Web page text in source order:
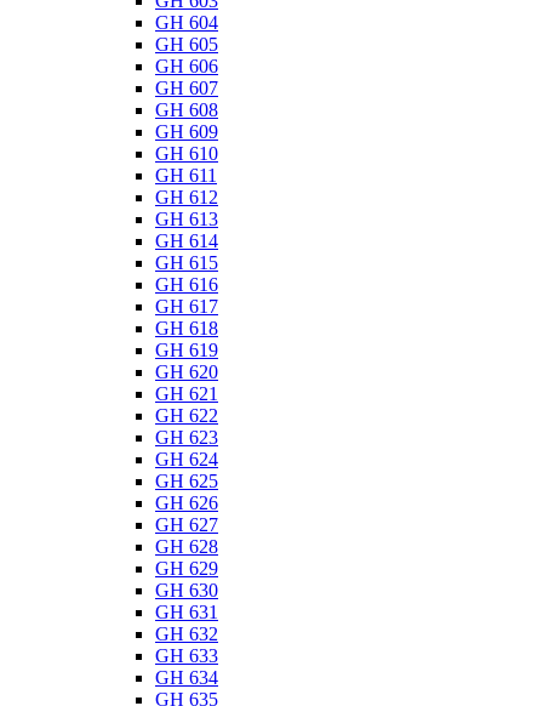
GH 604
GH 605
GH 606
GH 607
GH 608
GH 609
GH 610
GH 611
GH 612
GH 613
GH 614
GH 615
GH 616
GH 617
GH 618
GH 619
GH 620
GH 621
GH 622
GH 623
GH 624
GH 625
GH 626
GH 627
GH 628
GH 629
GH 630
GH 631
GH 632
GH 633
GH 634
GH 635